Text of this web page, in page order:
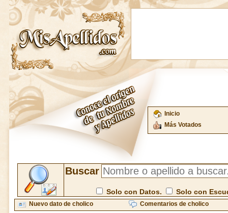
Inicio
Más Votados
Buscar
Solo con Datos. Solo con
Nuevo dato de cholico Comentarios de cholico